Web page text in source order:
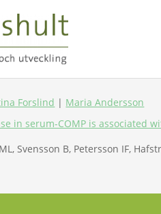
Forslind | Maria Andersson
in serum-COMP is associated
Svensson B, Petersson IF,